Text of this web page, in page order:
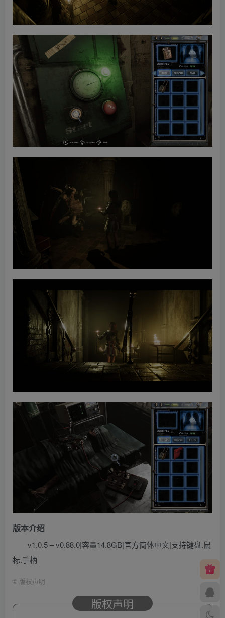
版本介绍
v1.0.5 – v0.88.0|容量14.8GB|官方简体中文|支持键盘.鼠
标.手柄
© 版权声明
版权声明